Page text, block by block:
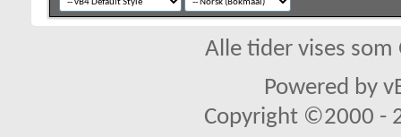
Alle tider vises som
Powered by
Copyright ©2000 -